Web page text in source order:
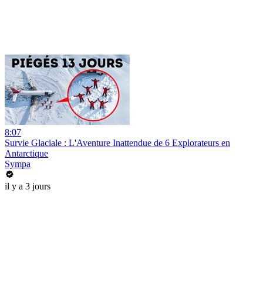
8:07
Survie Glaciale : L'Aventure Inattendue de 6 Explorateurs en
Antarctique
Sympa
il y a 3 jours